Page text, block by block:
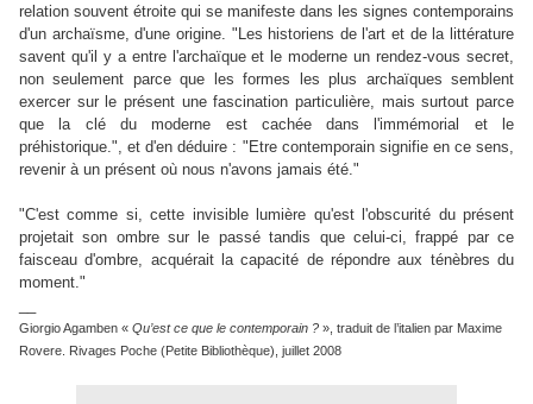
relation souvent étroite qui se manifeste dans les signes contemporains
d'un archaïsme, d'une origine. "Les historiens de l'art et de la littérature
savent qu'il y a entre l'archaïque et le moderne un rendez-vous secret,
non seulement parce que les formes les plus archaïques semblent
exercer sur le présent une fascination particulière, mais surtout parce
que la clé du moderne est cachée dans l'immémorial et le
préhistorique.", et d'en déduire : "Etre contemporain signifie en ce sens,
revenir à un présent où nous n'avons jamais été."
"C'est comme si, cette invisible lumière qu'est l'obscurité du présent
projetait son ombre sur le passé tandis que celui-ci, frappé par ce
faisceau d'ombre, acquérait la capacité de répondre aux ténèbres du
moment."
Giorgio Agamben « Qu’est ce que le contemporain ? », traduit de l’italien par Maxime
Rovere. Rivages Poche (Petite Bibliothèque), juillet 2008